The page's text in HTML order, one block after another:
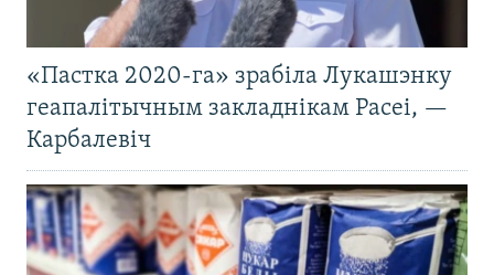
«Пастка 2020-га» зрабіла Лукашэнку
геапалітычным закладнікам Расеі, —
Карбалевіч